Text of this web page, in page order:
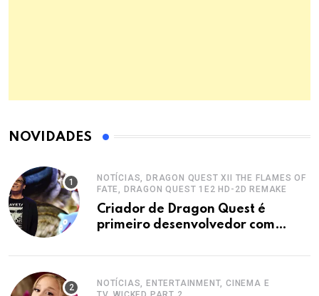
NOVIDADES
NOTÍCIAS, DRAGON QUEST XII THE FLAMES OF
FATE, DRAGON QUEST 1E2 HD-2D REMAKE
Criador de Dragon Quest é
primeiro desenvolvedor com
NOTÍCIAS, ENTERTAINMENT, CINEMA E